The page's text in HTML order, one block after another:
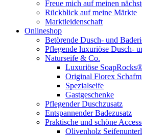
Freue mich auf meinen
Rückblick auf meine Märkte
Marktleidenschaft
Onlineshop
Betörende Dusch- und
Pflegende luxuriöse Dusch-
Naturseife & Co.
Luxuriöse
Original Florex
Spezialseife
Gastgeschenke
Pflegender Duschzusatz
Entspannender Badezusatz
Praktische und schöne
Olivenholz